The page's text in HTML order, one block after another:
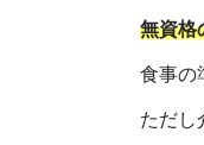
無資格
食事の
ただし